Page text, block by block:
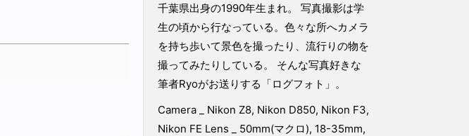
千葉県出身の1990年生まれ。 写真撮影は学
生の頃から行なっている。色々な所へカメラ
を持ち歩いて景色を撮ったり、流行りの物を
撮ってみたりしている。 そんな写真好きな
筆者Ryoがお送りする「ログフォト」。
Camera _ Nikon Z8, Nikon D850, Nikon F3,
Nikon FE Lens _ 50mm(マクロ), 18-35mm,